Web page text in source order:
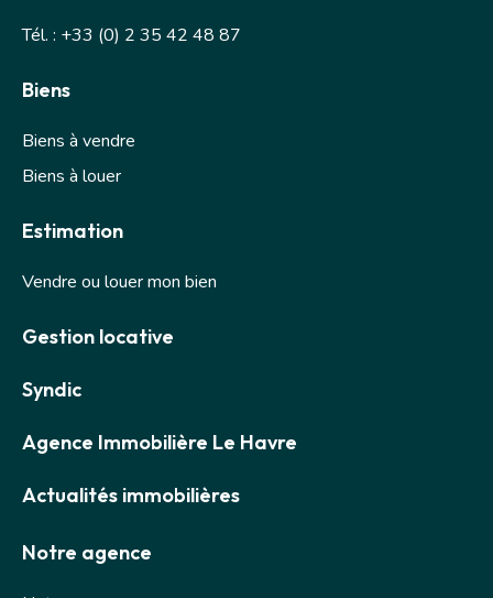
Tél. : +33 (0) 2 35 42 48 87
Biens
Biens à vendre
Biens à louer
Estimation
Vendre ou louer mon bien
Gestion locative
Syndic
Agence Immobilière Le Havre
Actualités immobilières
Notre agence